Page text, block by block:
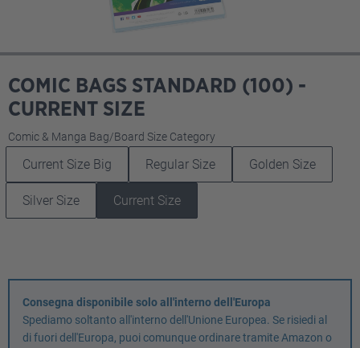
COMIC BAGS STANDARD (100) -
CURRENT SIZE
Seleziona
Comic & Manga Bag/Board Size Category
Current Size Big Regular Size Golden Size
Silver Size Current Size
Consegna disponibile solo all'interno dell'Europa
Spediamo soltanto all'interno dell'Unione Europea. Se risiedi al
di fuori dell'Europa, puoi comunque ordinare tramite Amazon o